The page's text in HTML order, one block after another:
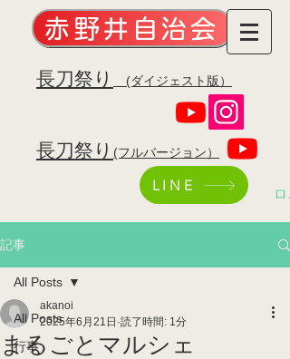
赤野井自治会
​長刀祭り (ダイジェスト版）
​長刀祭り (フルバージョン）
LINE ロ
記事
All Posts
行事
All Posts
まるごとマルシェ
akanoi
2025年6月21日 読了時間: 1分